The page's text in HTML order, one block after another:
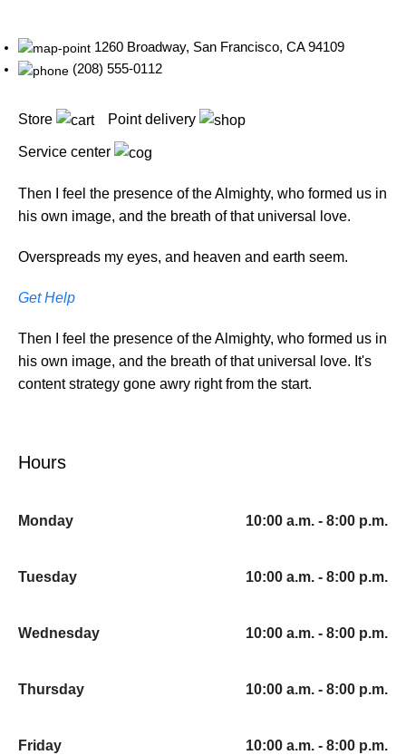
1260 Broadway, San Francisco, CA 94109
(208) 555-0112
Store Point delivery
Service center
Then I feel the presence of the Almighty, who formed us in
his own image, and the breath of that universal love.
Overspreads my eyes, and heaven and earth seem.
Get Help
Then I feel the presence of the Almighty, who formed us in
his own image, and the breath of that universal love. It's
content strategy gone awry right from the start.
Hours
Monday 10:00 a.m. - 8:00 p.m.
Tuesday 10:00 a.m. - 8:00 p.m.
Wednesday 10:00 a.m. - 8:00 p.m.
Thursday 10:00 a.m. - 8:00 p.m.
Friday 10:00 a.m. - 8:00 p.m.